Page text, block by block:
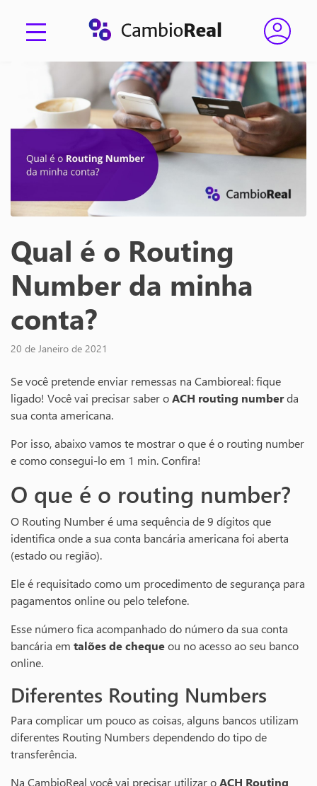
Qual é o Routing
Number da minha
conta?
20 de Janeiro de 2021
Se você pretende enviar remessas na Cambioreal: fique
ligado! Você vai precisar saber oACH routing numberda
sua conta americana.
Por isso, abaixo vamos te mostrar o que é o routing number
e como consegui-lo em 1 min. Confira!
O que é o routing number?
O Routing Number é uma sequência de 9 dígitos que
identifica onde a sua conta bancária americana foi aberta
(estado ou região).
Ele é requisitado como um procedimento de segurança para
pagamentos online ou pelo telefone.
Esse número fica acompanhado do número da sua conta
bancária em talões de chequeou no acesso ao seu banco
online.
Diferentes Routing Numbers
Para complicar um pouco as coisas, alguns bancos utilizam
diferentes Routing Numbers dependendo do tipo de
transferência.
Na CambioReal você vai precisar utilizar oACH Routing